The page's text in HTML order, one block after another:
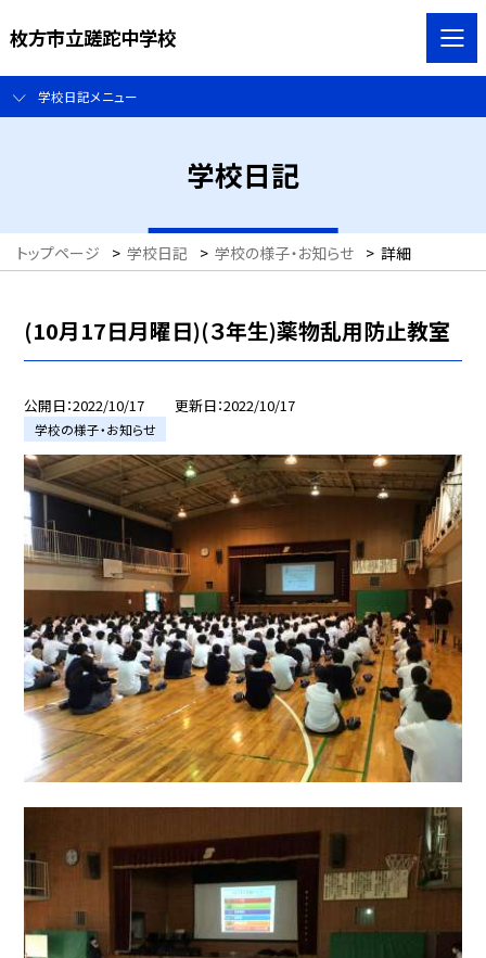
枚方市立蹉跎中学校
学校日記メニュー
学校日記
トップページ > 学校日記 > 学校の様子・お知らせ > 詳細
(10月17日月曜日)(３年生)薬物乱用防止教室
公開日 2022/10/17 更新日 2022/10/17
学校の様子・お知らせ